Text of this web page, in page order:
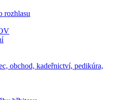
rozhlasu
obchod, kadeřnictví, pedikúra,